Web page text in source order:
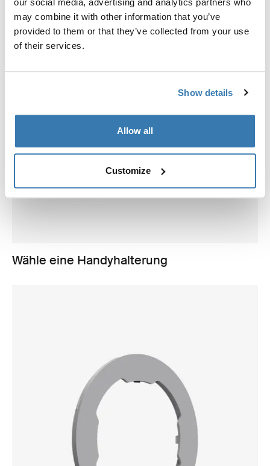
our social media, advertising and analytics partners who
may combine it with other information that you’ve
provided to them or that they’ve collected from your use
of their services.
Show details
Allow all
Customize
Wähle eine Handyhalterung